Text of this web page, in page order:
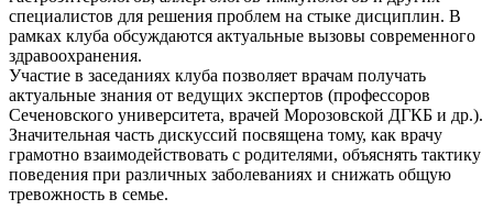
специалистов для решения проблем на стыке дисциплин. В
рамках клуба обсуждаются актуальные вызовы современного
здравоохранения.
Участие в заседаниях клуба позволяет врачам получать
актуальные знания от ведущих экспертов (профессоров
Сеченовского университета, врачей Морозовской ДГКБ и др.).
Значительная часть дискуссий посвящена тому, как врачу
грамотно взаимодействовать с родителями, объяснять тактику
поведения при различных заболеваниях и снижать общую
тревожность в семье.